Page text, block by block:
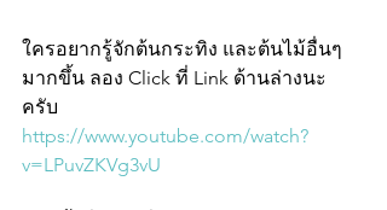
ใครอยากรู้จักต้นกระทิง และต้นไม้อื่นๆ
มากขึ้น ลอง Click ที่ Link ด้านล่างนะ
ครับ
https://www.youtube.com/watch?
v=LPuvZKVg3vU